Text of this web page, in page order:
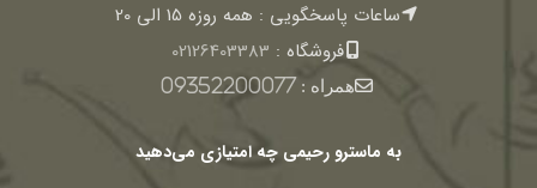
ساعات پاسخگویی : همه روزه 15 الی 20
فروشگاه : 02126403383
همراه :09352200077
به ماسترو رحیمی چه امتیازی می‌دهید